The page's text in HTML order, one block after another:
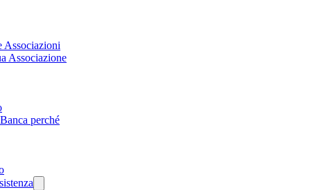
Associazioni
Associazione
perché